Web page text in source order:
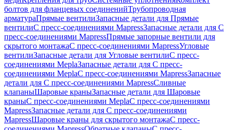
болтов для фланцевых соединенийТрубопроводная
арматураПрямые вентилиЗапасные детали для Прямые
вентилиС пресс-соединениями MapressЗапасные детали для С
пресс-соединениями MapressПрямые запорные вентили для
скрытого монтажаС пресс-соединениями MapressУгловые
вентилиЗапасные детали для Угловые вентилиС пресс-
соединениями MeplaЗапасные детали для С пресс-
соединениями MeplaС пресс-соединениями MapressЗапасные
детали для С пресс-соединениями MapressСливные
клапаныШаровые краныЗапасные детали для Шаровые
краныС пресс-соединениями MeplaС пресс-соединениями
MapressЗапасные детали для С пресс-соединениями
MapressШаровые краны для скрытого монтажаС пресс-